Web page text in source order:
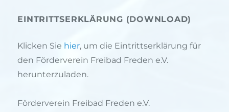
EINTRITTSERKLÄRUNG (DOWNLOAD)
Klicken Sie hier, um die Eintrittserklärung für
den Förderverein Freibad Freden e.V.
herunterzuladen.
Förderverein Freibad Freden e.V.